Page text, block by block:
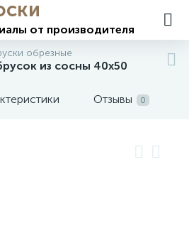
от производителя
обрезные
из сосны 40х50
Отзывы 0